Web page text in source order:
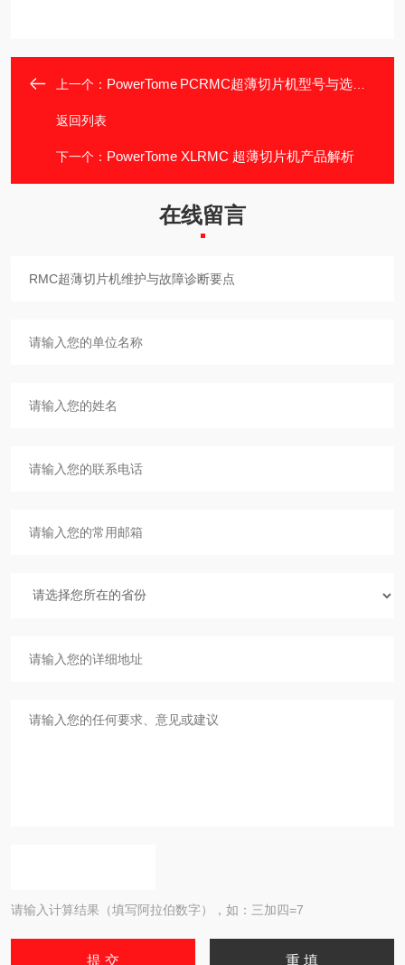
上一个： PowerTome PCRMC超薄切片机型号与选型指南
返回列表
下一个： PowerTome XLRMC 超薄切片机产品解析
在线留言
请输入计算结果（填写阿拉伯数字），如：三加四=7